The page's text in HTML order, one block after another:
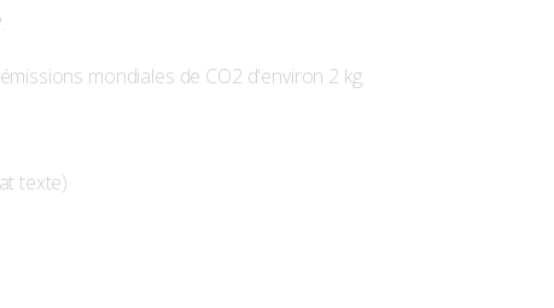
mondiales de CO2 d'environ 2 kg.
texte)